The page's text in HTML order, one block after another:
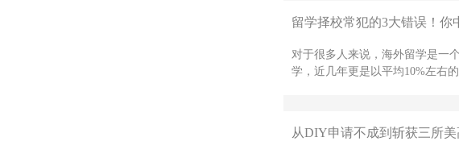
留学择校常犯的3大错误！你
对于很多人来说，海外留学是一
学，近几年更是以平均10%左右
从DIY申请不成到斩获三所美